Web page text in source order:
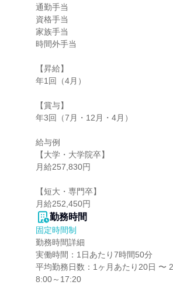
通勤手当
資格手当
家族手当
時間外手当
【昇給】
年1回（4月）
【賞与】
年3回（7月・12月・4月）
給与例
【大学・大学院卒】
月給257,830円
【短大・専門卒】
月給252,450円
勤務時間
固定時間制
勤務時間詳細
実働時間：1日あたり7時間50分
平均勤務日数：1ヶ月あたり20日 〜
8:00～17:20